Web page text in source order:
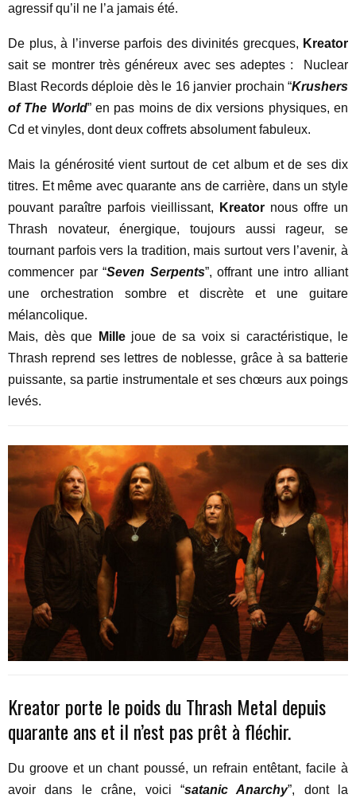
agressif qu’il ne l’a jamais été.
De plus, à l’inverse parfois des divinités grecques, Kreator
sait se montrer très généreux avec ses adeptes : Nuclear
Blast Records déploie dès le 16 janvier prochain “Krushers
of The World” en pas moins de dix versions physiques, en
Cd et vinyles, dont deux coffrets absolument fabuleux.
Mais la générosité vient surtout de cet album et de ses dix
titres. Et même avec quarante ans de carrière, dans un style
pouvant paraître parfois vieillissant,
Kreator nous offre un
Thrash novateur, énergique, toujours aussi rageur, se
tournant parfois vers la tradition, mais surtout vers l’avenir, à
commencer par “Seven Serpents”, offrant une intro alliant
une orchestration sombre et discrète et une guitare
mélancolique.
Mais, dès que
Millejoue de sa voix si caractéristique, le
Thrash reprend ses lettres de noblesse, grâce à sa batterie
puissante, sa partie instrumentale et ses chœurs aux poings
levés.
Kreator porte le poids du Thrash Metal depuis
quarante ans et il n’est pas prêt à fléchir.
Du groove et un chant poussé, un refrain entêtant, facile à
avoir dans le crâne, voici “satanic Anarchy”, dont la